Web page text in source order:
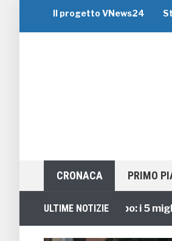
Il progetto VNews24
CRONACA PRIMO
ULTIME NOTIZIE
Viaggi di Gruppo: i 5 migliori